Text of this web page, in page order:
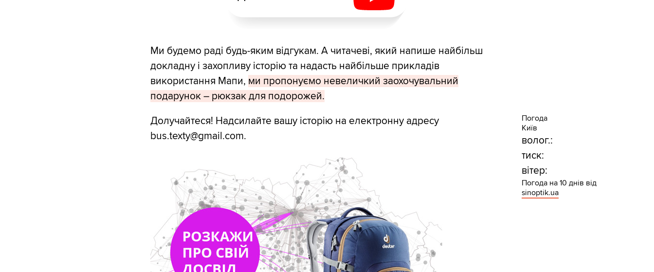
Ми будемо раді будь-яким відгукам. А читачеві, який напише найбільш
докладну і захопливу історію та надасть найбільше прикладів
використання Мапи, ми пропонуємо невеличкий заохочувальний
подарунок – рюкзак для подорожей.
Долучайтеся! Надсилайте вашу історію на електронну адресу
bus.texty@gmail.com.
Погода
Київ
волог.:
тиск:
вітер:
Погода на 10 днів від
sinoptik.ua